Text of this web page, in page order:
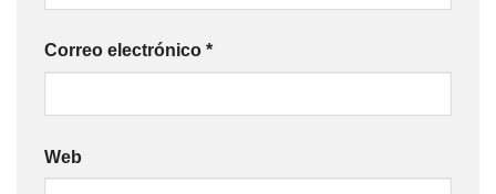
Correo electrónico *
Web